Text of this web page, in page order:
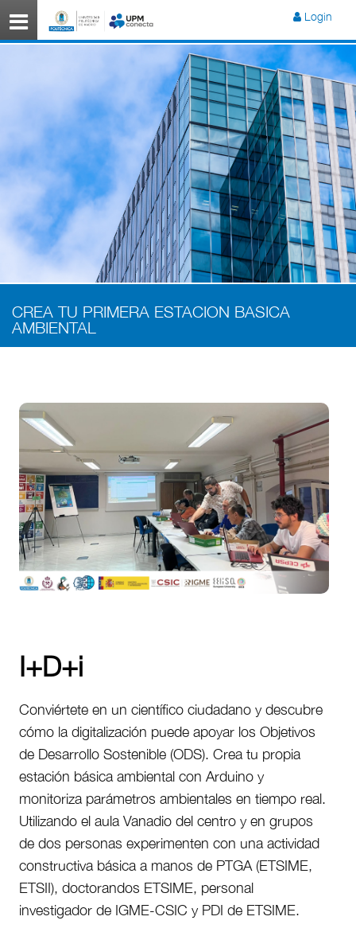
Menú Login
CREA TU PRIMERA ESTACION BASICA
AMBIENTAL
I+D+i
Conviértete en un científico ciudadano y descubre
cómo la digitalización puede apoyar los Objetivos
de Desarrollo Sostenible (ODS). Crea tu propia
estación básica ambiental con Arduino y
monitoriza parámetros ambientales en tiempo real.
Utilizando el aula Vanadio del centro y en grupos
de dos personas experimenten con una actividad
constructiva básica a manos de PTGA (ETSIME,
ETSII), doctorandos ETSIME, personal
investigador de IGME-CSIC y PDI de ETSIME.